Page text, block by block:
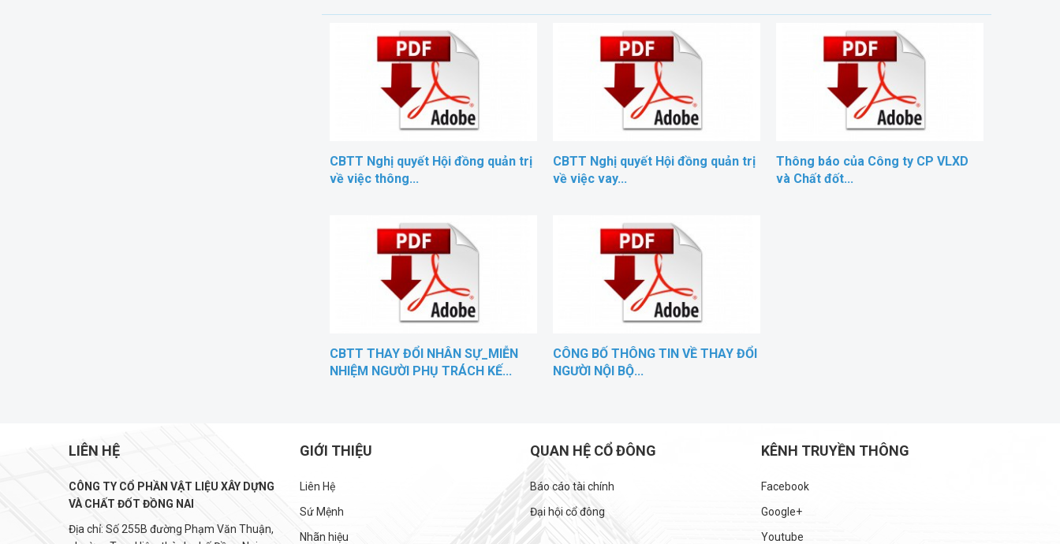
CBTT Nghị quyết Hội đồng quản trị
về việc thông...
CBTT Nghị quyết Hội đồng quản trị
về việc vay...
Thông báo của Công ty CP VLXD
và Chất đốt...
CBTT THAY ĐỔI NHÂN SỰ_MIỄN
NHIỆM NGƯỜI PHỤ TRÁCH KẾ...
CÔNG BỐ THÔNG TIN VỀ THAY ĐỔI
NGƯỜI NỘI BỘ...
LIÊN HỆ
CÔNG TY CỔ PHẦN VẬT LIỆU XÂY DỰNG
VÀ CHẤT ĐỐT ĐỒNG NAI
Địa chỉ: Số 255B đường Phạm Văn Thuận,
GIỚI THIỆU
Liên Hệ
Sứ Mệnh
Nhãn hiệu
QUAN HỆ CỔ ĐÔNG
Báo cáo tài chính
Đại hội cổ đông
KÊNH TRUYỀN THÔNG
Facebook
Google+
Youtube